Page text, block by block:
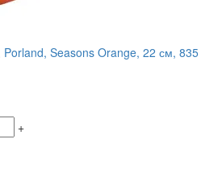
Porland, Seasons Orange, 22 см, 835
+